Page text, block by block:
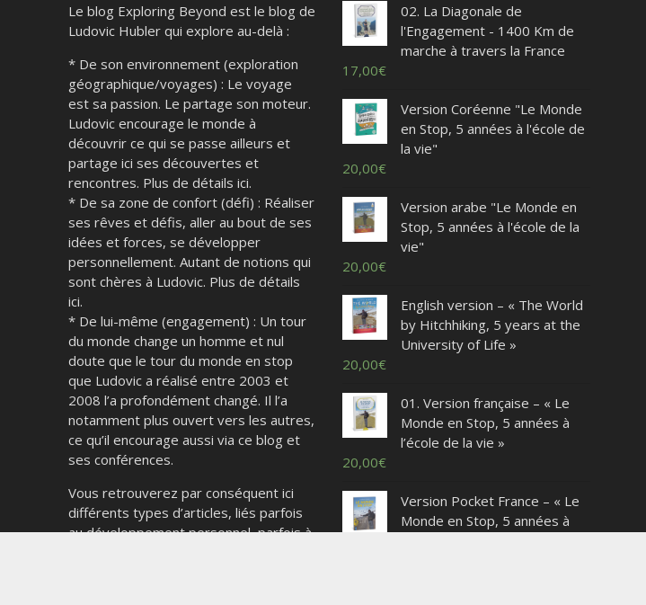
Le blog Exploring Beyond est le blog de
Ludovic Hubler qui explore au-delà :
* De son environnement (exploration
géographique/voyages) : Le voyage
est sa passion. Le partage son moteur.
Ludovic encourage le monde à
découvrir ce qui se passe ailleurs et
partage ici ses découvertes et
rencontres. Plus de détails ici.
* De sa zone de confort (défi) : Réaliser
ses rêves et défis, aller au bout de ses
idées et forces, se développer
personnellement. Autant de notions qui
sont chères à Ludovic. Plus de détails
ici.
* De lui-même (engagement) : Un tour
du monde change un homme et nul
doute que le tour du monde en stop
que Ludovic a réalisé entre 2003 et
2008 l’a profondément changé. Il l’a
notamment plus ouvert vers les autres,
ce qu’il encourage aussi via ce blog et
ses conférences.
Vous retrouverez par conséquent ici
différents types d’articles, liés parfois
au développement personnel, parfois à
02. La Diagonale de
l'Engagement - 1400 Km de
marche à travers la France
17,00€
Version Coréenne "Le Monde
en Stop, 5 années à l'école de
la vie"
20,00€
Version arabe "Le Monde en
Stop, 5 années à l'école de la
vie"
20,00€
English version – « The World
by Hitchhiking, 5 years at the
University of Life »
20,00€
01. Version française – « Le
Monde en Stop, 5 années à
l’école de la vie »
20,00€
Version Pocket France – « Le
Monde en Stop, 5 années à